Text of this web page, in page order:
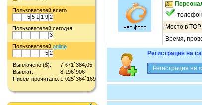
Пользователей всего:
5 5 1 1 9 2
Пользователей сегодня:
3
Пользователей online:
5 2
Выплачено ($):
7`671`384,05
Выплат:
8`196`906
Писем прочитано: 1`025`364`169
Место в
Время,
Регистрация на